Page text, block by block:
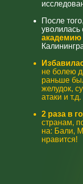
После
уволилась
академию
не болею
раньше
желудок,
атаки и т.д.
2 раза в
странам,
на: Бали,
нравится!